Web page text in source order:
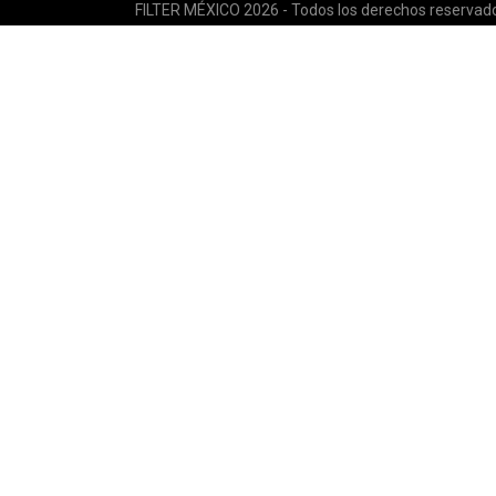
FILTER MÉXICO 2026 - Todos los derechos